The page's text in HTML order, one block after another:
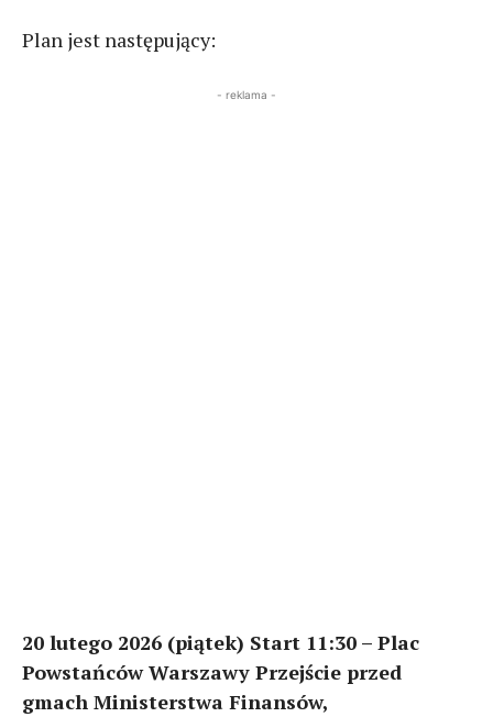
Plan jest następujący:
- reklama -
20 lutego 2026 (piątek) Start 11:30 – Plac
Powstańców Warszawy Przejście przed
gmach Ministerstwa Finansów,